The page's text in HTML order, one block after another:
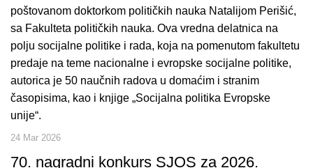
poštovanom doktorkom političkih nauka Natalijom Perišić,
sa Fakulteta političkih nauka. Ova vredna delatnica na
polju socijalne politike i rada, koja na pomenutom fakultetu
predaje na teme nacionalne i evropske socijalne politike,
autorica je 50 naučnih radova u domaćim i stranim
časopisima, kao i knjige „Socijalna politika Evropske
unije“.
24 Mar 2026
70. nagradni konkurs SJOS za 2026.